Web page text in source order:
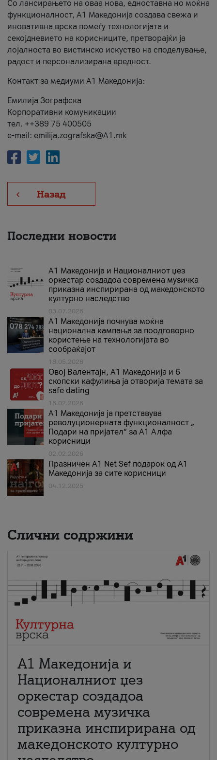
Со лансирањето на оваа нова, едноставна но моќна
функционалност, А1 Македонија создава свежа и
иновативна врска помеѓу технологијата и
секојдневието на корисниците, претворајќи ја
лојалноста во вистинско искуство на споделување,
радост и персонализирана вредност.
Контакт за медиуми А1 Македонија:
Емилија Зографска
Корпоративни комуникации
тел. ++389 75 400505
e-mail: emilija.zografska@A1.mk
Назад
Последни новости
А1 Македонија и Националниот џез
оркестар создадоа современа музичка
приказна инспирирана од македонското
културно наследство
03.07.2026
A1 Македонија почнува моќна
национална кампања за поодговорно
користење на технологијата во
сообраќајот
18.05.2026
Овој Валентајн, A1 Македонија и 6
скопски кафулиња ја отворија темата за
safe dating
16.02.2026
А1 Македонија ја претставува
револуционерната функционалност „
Подари на пријател“ за А1 Алфа
корисници
02.02.2026
Празничен A1 Net Sеf подарок од А1
Македонија за сите корисници
04.12.2025
Слични содржини
А1 Македонија и
Националниот џез
оркестар создадоа
современа музичка
приказна инспирирана од
македонското културно